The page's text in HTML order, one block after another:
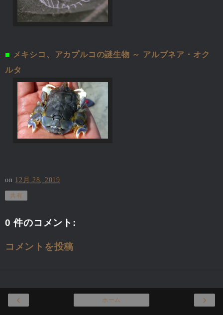
■ メキシコ、アカプルコの謎生物 ～ アルブネア・オク
ルタ
on 12月 28, 2019
共有
0 件のコメント:
コメントを投稿
‹ ›
ホーム